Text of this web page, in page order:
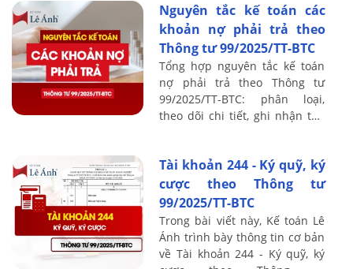
nội ...
Nguyên tắc kế toán các
khoản nợ phải trả theo
Thông tư 99/2025/TT-BTC
Tổng hợp nguyên tắc kế toán
nợ phải trả theo Thông tư
99/2025/TT-BTC: phân loại,
theo dõi chi tiết, ghi nhận tổn
Tài khoản 244 - Ký quỹ, ký
cược theo Thông tư
99/2025/TT-BTC
Trong bài viết này, Kế toán Lê
Ánh trình bày thông tin cơ bản
về Tài khoản 244 - Ký quỹ, ký